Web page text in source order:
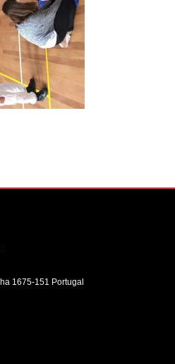
1675-151 Portugal